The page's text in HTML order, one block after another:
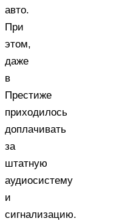
авто.
При
этом,
даже
в
Престиже
приходилось
доплачивать
за
штатную
аудиосистему
и
сигнализацию.